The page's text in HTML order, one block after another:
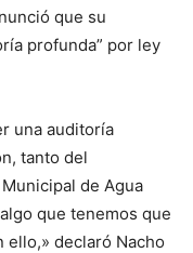
que su
profunda” por ley
una auditoría
tanto del
de Agua
que tenemos que
ello,» declaró Nacho